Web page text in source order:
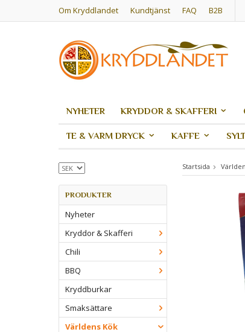
Om Kryddlandet Kundtjänst FAQ B2B
NYHETER KRYDDOR & SKAFFERI
TE & VARM DRYCK KAFFE
PRODUKTER
Nyheter
Kryddor & Skafferi
Chili
BBQ
Kryddburkar
Smaksättare
Världens Kök
Startsida